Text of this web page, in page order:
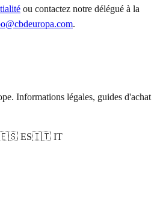
ou contactez notre délégué à la
.
Informations légales, guides d'achat
ES🇮🇹 IT